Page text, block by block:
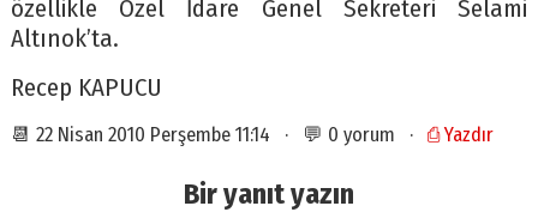
özellikle Özel İdare Genel Sekreteri Selami
Altınok’ta.
Recep KAPUCU
📆 22 Nisan 2010 Perşembe 11:14 · 💬 0 yorum · ⎙ Yazdır
Bir yanıt yazın